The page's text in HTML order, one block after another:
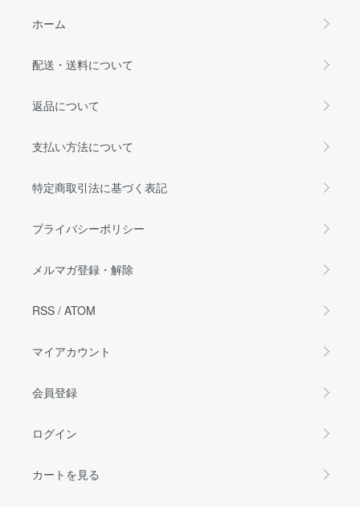
ホーム
配送・送料について
返品について
支払い方法について
特定商取引法に基づく表記
プライバシーポリシー
メルマガ登録・解除
RSS / ATOM
マイアカウント
会員登録
ログイン
カートを見る